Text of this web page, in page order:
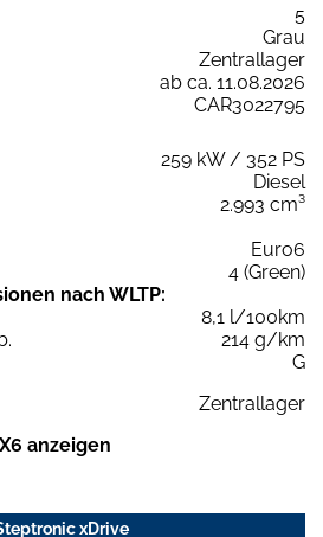
5
Grau
Zentrallager
ab ca. 11.08.2026
CAR3022795
259 kW / 352 PS
Diesel
2.993 cm³
Euro6
4 (Green)
nach WLTP:
8,1 l/100km
214 g/km
G
Zentrallager
anzeigen
xDrive